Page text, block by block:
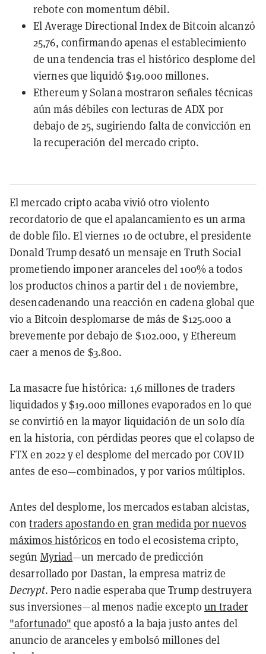
rebote con momentum débil.
El Average Directional Index de Bitcoin alcanzó
25,76, confirmando apenas el establecimiento
de una tendencia tras el histórico desplome del
viernes que liquidó $19.000 millones.
Ethereum y Solana mostraron señales técnicas
aún más débiles con lecturas de ADX por
debajo de 25, sugiriendo falta de convicción en
la recuperación del mercado cripto.
El mercado cripto acaba vivió otro violento
recordatorio de que el apalancamiento es un arma
de doble filo. El viernes 10 de octubre, el presidente
Donald Trump desató un mensaje en Truth Social
prometiendo imponer aranceles del 100% a todos
los productos chinos a partir del 1 de noviembre,
desencadenando una reacción en cadena global que
vio a Bitcoin desplomarse de más de $125.000 a
brevemente por debajo de $102.000, y Ethereum
caer a menos de $3.800.
La masacre fue histórica: 1,6 millones de traders
liquidados y $19.000 millones evaporados en lo que
se convirtió en la mayor liquidación de un solo día
en la historia, con pérdidas peores que el colapso de
FTX en 2022 y el desplome del mercado por COVID
antes de eso—combinados, y por varios múltiplos.
Antes del desplome, los mercados estaban alcistas,
contraders apostando en gran medida por nuevos
máximos históricos en todo el ecosistema cripto,
según Myriad—un mercado de predicción
desarrollado por Dastan, la empresa matriz de
Decrypt. Pero nadie esperaba que Trump destruyera
sus inversiones—al menos nadie excepto un trader
"afortunado" que apostó a la baja justo antes del
anuncio de aranceles y embolsó millones del